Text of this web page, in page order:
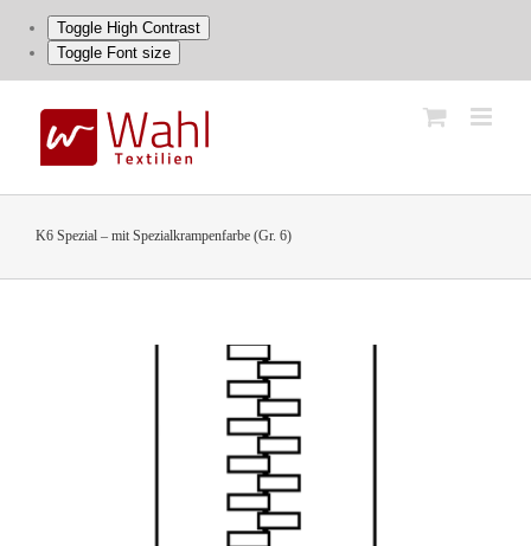
Toggle High Contrast
Toggle Font size
K6 Spezial – mit Spezialkrampenfarbe (Gr. 6)